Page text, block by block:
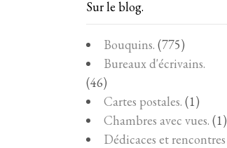
Sur le blog.
Bouquins. (775)
Bureaux d'écrivains.
(46)
Cartes postales. (1)
Chambres avec vues. (1)
Dédicaces et rencontres